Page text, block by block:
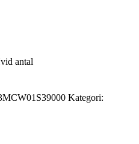
antal
Kategori: